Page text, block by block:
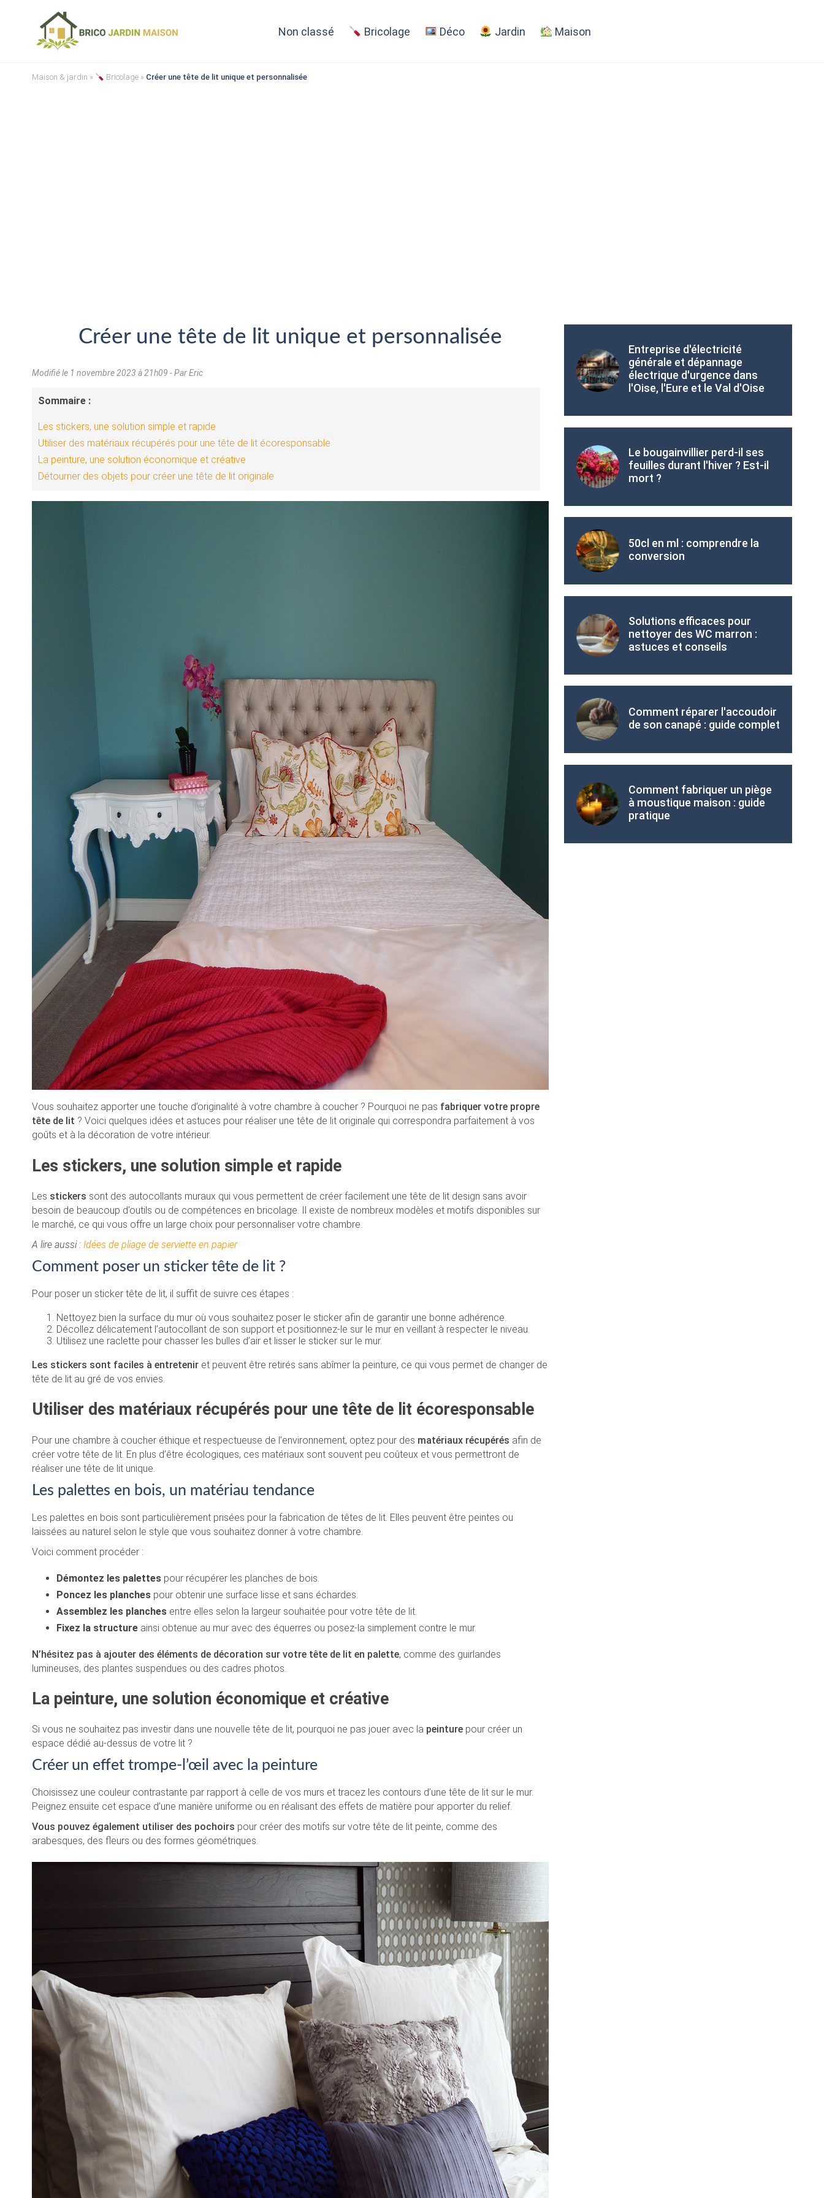
Non classé Bricolage Déco Jardin Maison
Maison & jardin » Bricolage» Créer une tête de lit unique et personnalisée
Créer une tête de lit unique et personnalisée
Modifié le 1 novembre 2023 à 21h09 - Par Eric
Sommaire :
Les stickers, une solution simple et rapide
Utiliser des matériaux récupérés pour une tête de lit écoresponsable
La peinture, une solution économique et créative
Détourner des objets pour créer une tête de lit originale
Vous souhaitez apporter une touche d’originalité à votre chambre à coucher ? Pourquoi ne pas fabriquer votre propre
tête de lit ? Voici quelques idées et astuces pour réaliser une tête de lit originale qui correspondra parfaitement à vos
goûts et à la décoration de votre intérieur.
Les stickers, une solution simple et rapide
Les stickers sont des autocollants muraux qui vous permettent de créer facilement une tête de lit design sans avoir
besoin de beaucoup d’outils ou de compétences en bricolage. Il existe de nombreux modèles et motifs disponibles sur
le marché, ce qui vous offre un large choix pour personnaliser votre chambre.
A lire aussi : Idées de pliage de serviette en papier
Comment poser un sticker tête de lit ?
Pour poser un sticker tête de lit, il suffit de suivre ces étapes :
Nettoyez bien la surface du mur où vous souhaitez poser le sticker afin de garantir une bonne adhérence.
Décollez délicatement l’autocollant de son support et positionnez-le sur le mur en veillant à respecter le niveau.
Utilisez une raclette pour chasser les bulles d’air et lisser le sticker sur le mur.
Les stickers sont faciles à entretenir et peuvent être retirés sans abîmer la peinture, ce qui vous permet de changer de
tête de lit au gré de vos envies.
Utiliser des matériaux récupérés pour une tête de lit écoresponsable
Pour une chambre à coucher éthique et respectueuse de l’environnement, optez pour des matériaux récupérés afin de
créer votre tête de lit. En plus d’être écologiques, ces matériaux sont souvent peu coûteux et vous permettront de
réaliser une tête de lit unique.
Les palettes en bois, un matériau tendance
Les palettes en bois sont particulièrement prisées pour la fabrication de têtes de lit. Elles peuvent être peintes ou
laissées au naturel selon le style que vous souhaitez donner à votre chambre.
Voici comment procéder :
Démontez les palettes pour récupérer les planches de bois.
Poncez les planches pour obtenir une surface lisse et sans échardes.
Assemblez les planches entre elles selon la largeur souhaitée pour votre tête de lit.
Fixez la structure ainsi obtenue au mur avec des équerres ou posez-la simplement contre le mur.
N’hésitez pas à ajouter des éléments de décoration sur votre tête de lit en palette, comme des guirlandes
lumineuses, des plantes suspendues ou des cadres photos.
La peinture, une solution économique et créative
Si vous ne souhaitez pas investir dans une nouvelle tête de lit, pourquoi ne pas jouer avec la peinture pour créer un
espace dédié au-dessus de votre lit ?
Créer un effet trompe-l’œil avec la peinture
Choisissez une couleur contrastante par rapport à celle de vos murs et tracez les contours d’une tête de lit sur le mur.
Peignez ensuite cet espace d’une manière uniforme ou en réalisant des effets de matière pour apporter du relief.
Vous pouvez également utiliser des pochoirs pour créer des motifs sur votre tête de lit peinte, comme des
arabesques, des fleurs ou des formes géométriques.
Entreprise d'électricité
générale et dépannage
électrique d'urgence dans
l'Oise, l'Eure et le Val d'Oise
Le bougainvillier perd-il ses
feuilles durant l'hiver ? Est-il
mort ?
50cl en ml : comprendre la
conversion
Solutions efficaces pour
nettoyer des WC marron :
astuces et conseils
Comment réparer l'accoudoir
de son canapé : guide complet
Comment fabriquer un piège
à moustique maison : guide
pratique